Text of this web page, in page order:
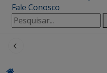
Fale Conosco
Pesquisar
por: